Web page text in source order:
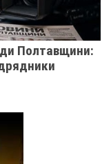
Полтавщини: